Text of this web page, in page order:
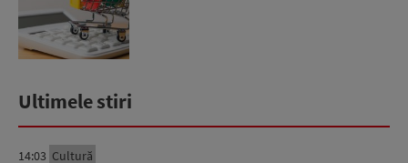
Ultimele stiri
14:03 Cultură